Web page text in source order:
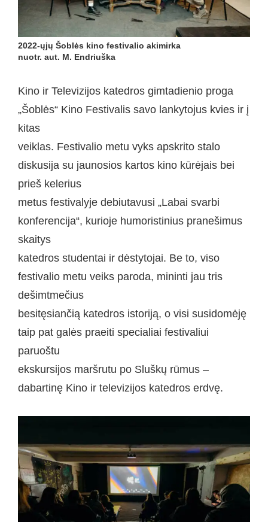
2022-ųjų Šoblės kino festivalio akimirka
nuotr. aut. M. Endriuška
Kino ir Televizijos katedros gimtadienio proga
„Šoblės“ Kino Festivalis savo lankytojus kvies ir į
kitas
veiklas. Festivalio metu vyks apskrito stalo
diskusija su jaunosios kartos kino kūrėjais bei
prieš kelerius
metus festivalyje debiutavusi „Labai svarbi
konferencija“, kurioje humoristinius pranešimus
skaitys
katedros studentai ir dėstytojai. Be to, viso
festivalio metu veiks paroda, mininti jau tris
dešimtmečius
besitęsiančią katedros istoriją, o visi susidomėję
taip pat galės praeiti specialiai festivaliui
paruoštu
ekskursijos maršrutu po Sluškų rūmus –
dabartinę Kino ir televizijos katedros erdvę.